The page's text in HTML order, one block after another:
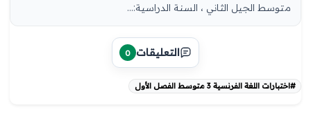
متوسط الجيل الثاني ، السنة الدراسية:...
التعليقات 0
#اختبارات اللغة الفرنسية 3 متوسط الفصل الأول